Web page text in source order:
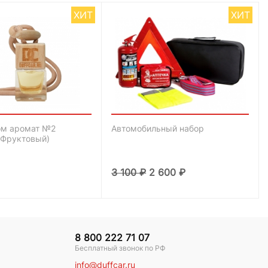
ХИТ
аромат №2
ХИТ
Автомобильный набор
3 100₽ 2 600₽
8 800 222 71 07
Бесплатный звонок по РФ
info@duffcar.ru